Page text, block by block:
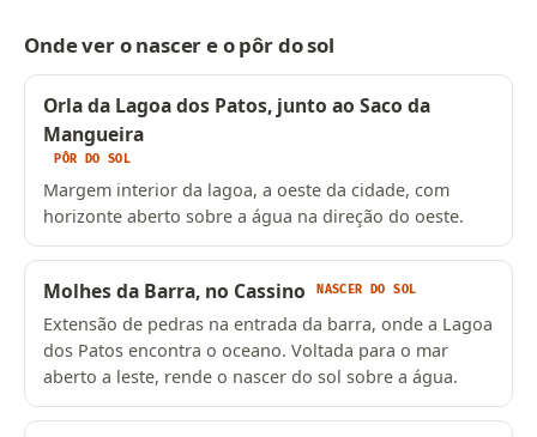
Onde ver o nascer e o pôr do sol
Orla da Lagoa dos Patos, junto ao Saco da
Mangueira
PÔR DO SOL
Margem interior da lagoa, a oeste da cidade, com
horizonte aberto sobre a água na direção do oeste.
Molhes da Barra, no Cassino NASCER DO SOL
Extensão de pedras na entrada da barra, onde a Lagoa
dos Patos encontra o oceano. Voltada para o mar
aberto a leste, rende o nascer do sol sobre a água.